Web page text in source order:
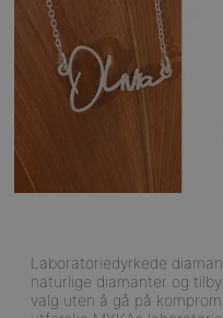
Laboratoriedyrkede
naturlige diamanter og
valg uten å gå på